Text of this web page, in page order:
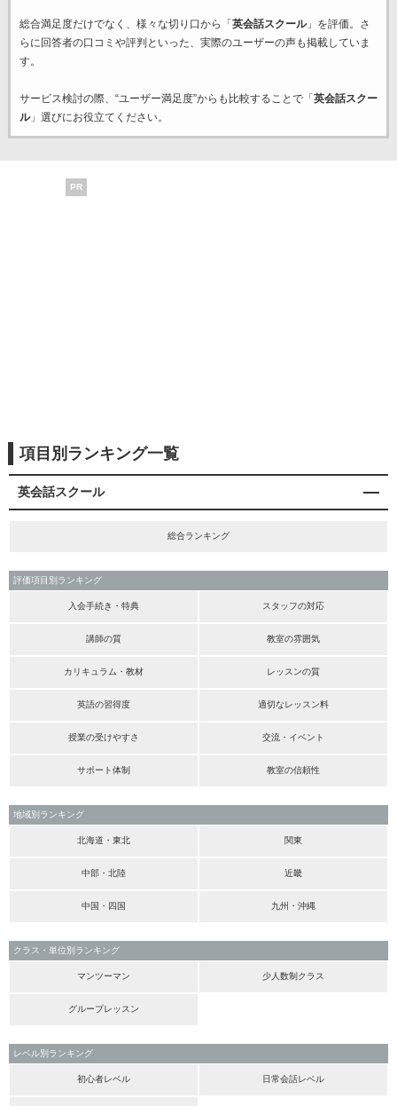
総合満足度だけでなく、様々な切り口から「 英会話スクール」を評価。さ
らに回答者の口コミや評判といった、実際のユーザーの声も掲載していま
す。
サービス検討の際、“ユーザー満足度”からも比較することで「 英会話スクー
ル」選びにお役立てください。
PR
項目別ランキング一覧
英会話スクール
総合ランキング
評価項目別ランキング
入会手続き・特典 スタッフの対応
講師の質 教室の雰囲気
カリキュラム・教材 レッスンの質
英語の習得度 適切なレッスン料
授業の受けやすさ 交流・イベント
サポート体制 教室の信頼性
地域別ランキング
北海道・東北 関東
中部・北陸 近畿
中国・四国 九州・沖縄
クラス・単位別ランキング
マンツーマン 少人数制クラス
グループレッスン
レベル別ランキング
初心者レベル 日常会話レベル